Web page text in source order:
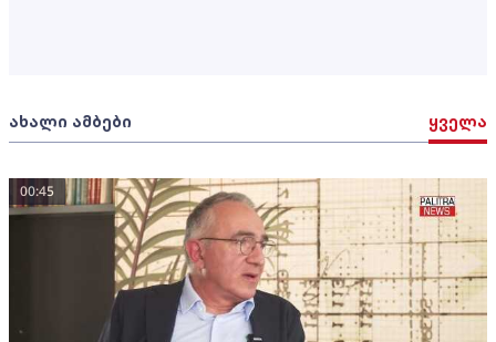
ახალი ამბები ყველა
00:45